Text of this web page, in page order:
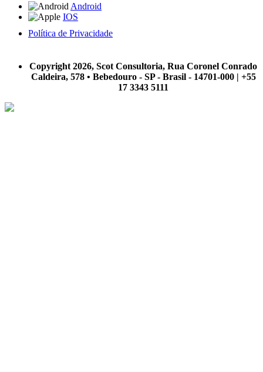
Android
IOS
Política de Privacidade
Copyright 2026, Scot Consultoria, Rua Coronel Conrado
Caldeira, 578 • Bebedouro - SP - Brasil - 14701-000 | +55
17 3343 5111